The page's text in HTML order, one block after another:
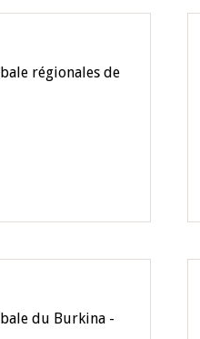
régionales de
du Burkina -